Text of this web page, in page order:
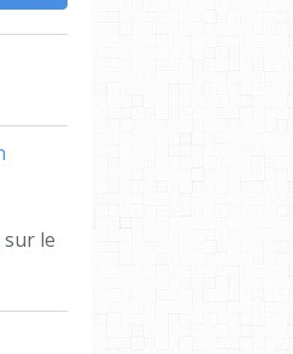
sur le